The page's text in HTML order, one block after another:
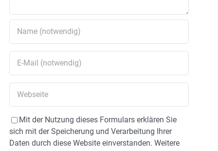
Mit der Nutzung dieses Formulars erklären Sie
sich mit der Speicherung und Verarbeitung Ihrer
Daten durch diese Website einverstanden. Weitere